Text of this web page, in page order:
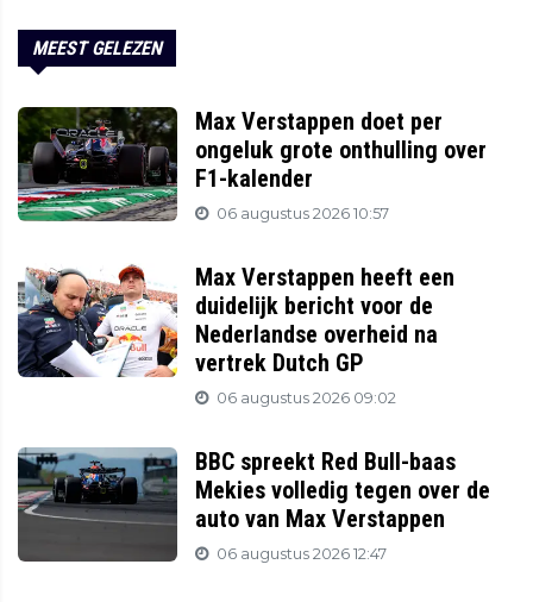
MEEST GELEZEN
Max Verstappen doet per
ongeluk grote onthulling over
F1-kalender
06 augustus 2026 10:57
Max Verstappen heeft een
duidelijk bericht voor de
Nederlandse overheid na
vertrek Dutch GP
06 augustus 2026 09:02
BBC spreekt Red Bull-baas
Mekies volledig tegen over de
auto van Max Verstappen
06 augustus 2026 12:47